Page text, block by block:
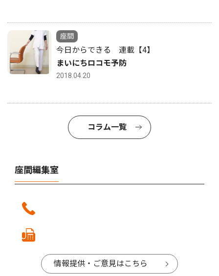
座間
今日からできる 連載【4】
まいにちロコモ予防
2018.04.20
コラム一覧
座間編集室
情報提供・ご意見はこちら